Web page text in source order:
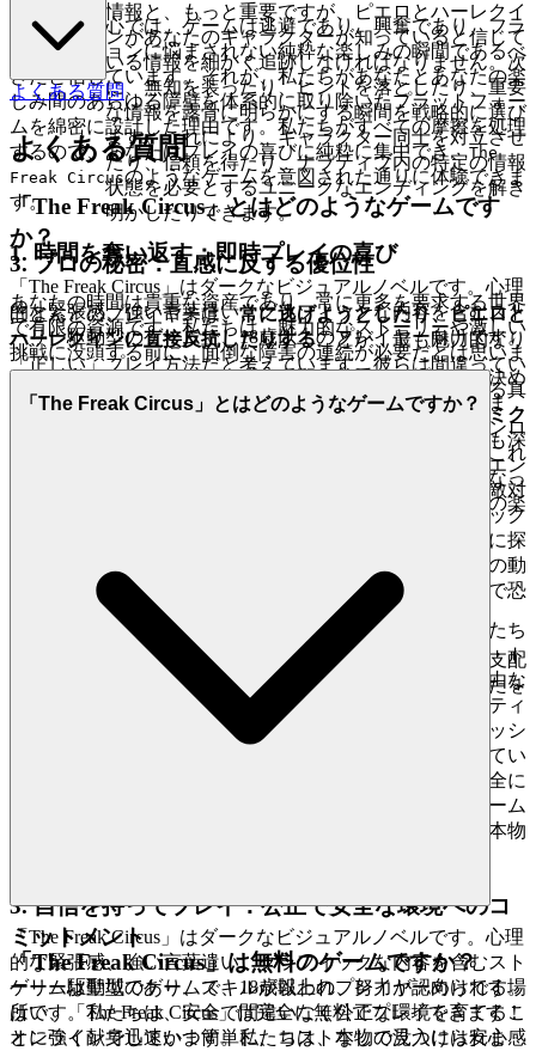
情報と、もっと重要ですが、ピエロとハーレクイ
ンがあなたのキャラクターが知っていると信じて
いる情報を細かく追跡しなければなりません。次
に、無知を装ったり、ヒントを落としたり、重要
な情報を露骨に明らかにする瞬間を戦略的に選び
ます。これにより、キャラクター同士を対立させ
たり、信頼を得たり、ナラティブ内の特定の情報
状態を必要とするユニークなエンディングを解き
明かしたりできます。
3. プロの秘密：直感に反する優位性
ほとんどのプレイヤーは、常に逃げようとしたり、ピエロと
ハーレクインに直接反抗したりすることが、最も魅力的なり
「正しい」プレイ方法だと考えています。彼らは間違ってい
ます。ナラティブを破壊し、すべての暗い秘密を発掘する真
の秘密は、その逆です：操作を受け入れ、不穏なダイナミク
。これが機能する理由：ゲームの最も深
遠で不気味なコンテンツ、そしていくつかのユニークなエン
敵対
者の心理ゲームに携わったり、屈服したりするパスにロック
されています。これらのより暗く、不快な選択を積極的に探
求することで、最も深いロア、最も複雑なキャラクターの動
機、そして最終的に「ザ・フリーク・サーカス」の完全で恐
ろしい範囲を発掘できます。
さあ、進みなさい。解剖せよ。操作せよ。ナラティブを支配
せよ。「ザ・フリーク・サーカス」の完全な理解があなたを
私たちの核心では、ゲームは逃避であり、興奮であり、フラ
ストレーションに悩まされない純粋な楽しみの瞬間であるべ
きだと信じています。それが、私たちがあなたとあなたの楽
しみ間のあらゆる障壁を体系的に取り除いたプラットフォー
ムを綿密に設計した理由です。私たちがすべての摩擦を処理
するので、あなたはプレイの喜びに純粋に集中でき、The
Freak Circusのようなゲームを意図された通りに体験できま
す。
1. 時間を奪い返す：即時プレイの喜び
あなたの時間は貴重な資産であり、常に更多を要求する世界
で有限の資源です。私たちは、魅力的なストーリーや激しい
挑戦に没頭する前に、面倒な障害の連続が必要だとは思いま
せん。私たちはあなたの余暇の瞬間を尊重し、プレイを決め
たらすぐにプレイできるようにすることを信条としていま
す。私たちのプラットフォームは、インストール、ダウンロ
ード、無限のアップデートの古臭い儀式を排除します。これ
をプレイしたくなっ
たら、数秒でゲームに入れます。摩擦なし、純粋で即時の楽
2. 正直な楽しさ：ゼロプレッシャーの約束
本物の楽しみは、信頼と透明性の環境で花開きます。私たち
は、隠れたコスト、侵入的な広告、または操作的なペイ・ト
ゥ・ウィン・スキームに汚染されていない、興奮する自由な
ゲーム体験を提供します。私たちは、本物のホスピタリティ
とは、何も期待せずにあなたを迎え入れ、経済的なプレッシ
ャーなしに探検、発見、没入を可能にすることだと信じてい
のすべてのレベルと戦略に、完全に
安心して深く没頭してください。私たちのプラットフォーム
は無料で、常に無料です。縛りなし、サプライズなし、本物
3. 自信を持ってプレイ：公正で安全な環境へのコ
ミットメント
ゲームは聖域であり、スキルが報われ、努力が認められる場
所です。私たちは、安全で間違いなく公正な環境を育てるこ
とに強く献身しています。私たちは、本物の没入には安心感
よくある質問
よくある質問
「The Freak Circus」とはどのようなゲームです
か？
「The Freak Circus」はダークなビジュアルノベルです。心理
的な緊張感、強い言葉遣い、グラフィックな内容を含むスト
ーリー駆動型のゲームで、18歳以上のプレイヤー向けです。
「The Freak Circus」とはどのようなゲームですか？
「The Freak Circus」はダークなビジュアルノベルです。心理
的な緊張感、強い言葉遣い、グラフィックな内容を含むスト
ーリー駆動型のゲームで、18歳以上のプレイヤー向けです。
「The Freak Circus」は無料のゲームですか？
はい、「The Freak Circus」は完全に無料でプレイできます！
オンラインで迅速かつ簡単に、コストなしで見つけられま